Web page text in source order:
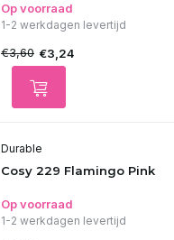
Op voorraad
1-2 werkdagen levertijd
€3,60 €3,24
Durable
Cosy 229 Flamingo Pink
Op voorraad
1-2 werkdagen levertijd